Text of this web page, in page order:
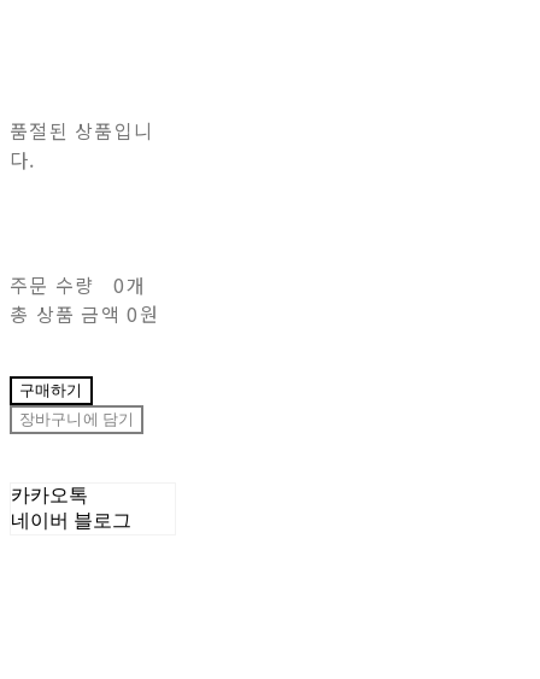
품절된 상품입니
다.
주문 수량
0개
총 상품 금액 0원
구매하기
장바구니에 담기
카카오톡
네이버 블로그